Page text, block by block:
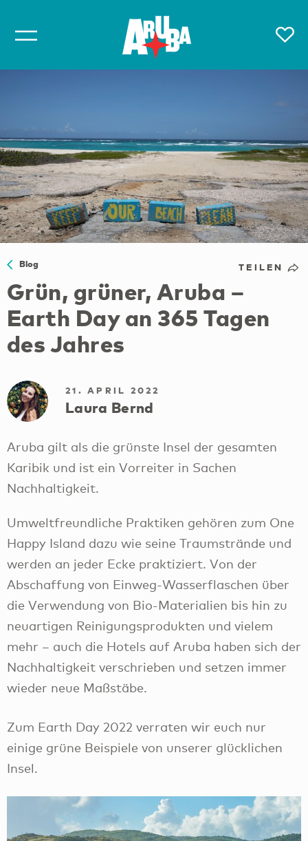
Blog TEILEN
Grün, grüner, Aruba –
Earth Day an 365 Tagen
des Jahres
21. APRIL 2022
Laura Bernd
Aruba gilt als die grünste Insel der gesamten
Karibik und ist ein Vorreiter in Sachen
Nachhaltigkeit.
Umweltfreundliche Praktiken gehören zum One
Happy Island dazu wie seine Traumstrände und
werden an jeder Ecke praktiziert. Von der
Abschaffung von Einweg-Wasserflaschen über
die Verwendung von Bio-Materialien bis hin zu
neuartigen Reinigungsprodukten und vielem
mehr – auch die Hotels auf Aruba haben sich der
Nachhaltigkeit verschrieben und setzen immer
wieder neue Maßstäbe.
Zum Earth Day 2022 verraten wir euch nur
einige grüne Beispiele von unserer glücklichen
Insel.